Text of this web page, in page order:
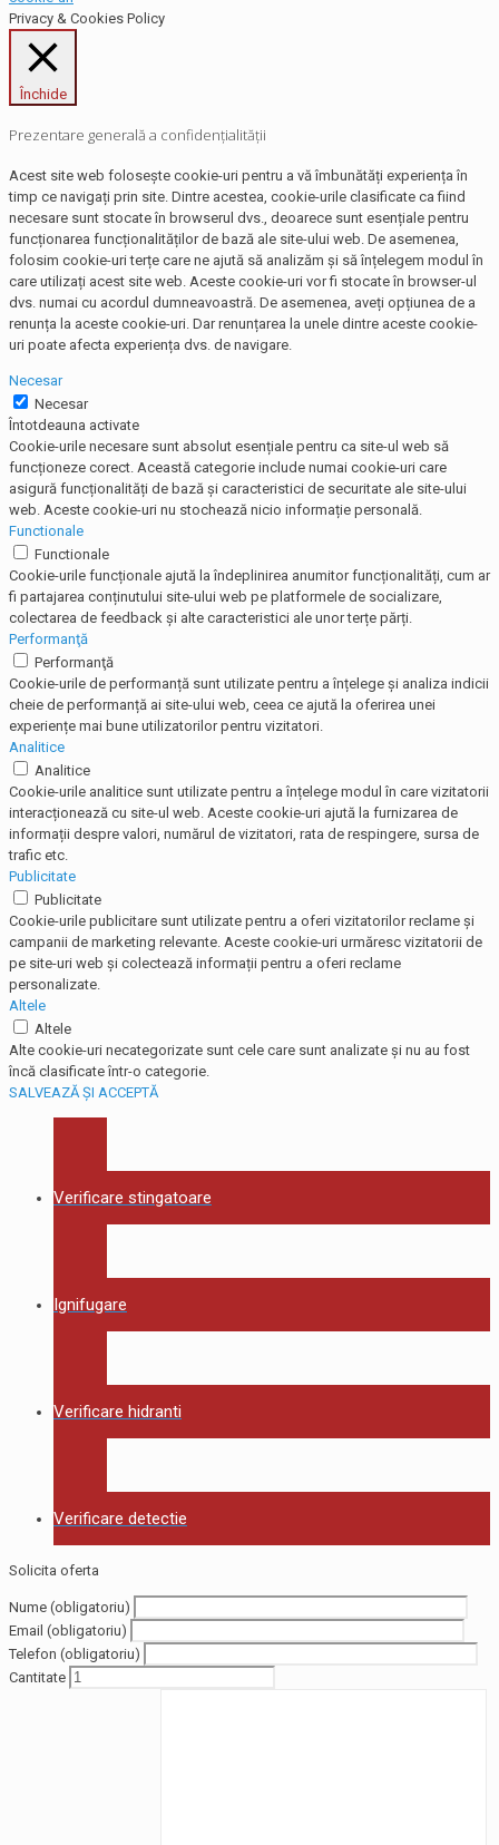
Privacy & Cookies Policy
Închide
Prezentare generală a confidențialității
Acest site web folosește cookie-uri pentru a vă îmbunătăți experiența în
timp ce navigați prin site. Dintre acestea, cookie-urile clasificate ca fiind
necesare sunt stocate în browserul dvs., deoarece sunt esențiale pentru
funcționarea funcționalităților de bază ale site-ului web. De asemenea,
folosim cookie-uri terțe care ne ajută să analizăm și să înțelegem modul în
care utilizați acest site web. Aceste cookie-uri vor fi stocate în browser-ul
dvs. numai cu acordul dumneavoastră. De asemenea, aveți opțiunea de a
renunța la aceste cookie-uri. Dar renunțarea la unele dintre aceste cookie-
uri poate afecta experiența dvs. de navigare.
Necesar
Necesar
Întotdeauna activate
Cookie-urile necesare sunt absolut esențiale pentru ca site-ul web să
funcționeze corect. Această categorie include numai cookie-uri care
asigură funcționalități de bază și caracteristici de securitate ale site-ului
web. Aceste cookie-uri nu stochează nicio informație personală.
Functionale
Functionale
Cookie-urile funcționale ajută la îndeplinirea anumitor funcționalități, cum ar
fi partajarea conținutului site-ului web pe platformele de socializare,
colectarea de feedback și alte caracteristici ale unor terțe părți.
Performanţă
Performanţă
Cookie-urile de performanță sunt utilizate pentru a înțelege și analiza indicii
cheie de performanță ai site-ului web, ceea ce ajută la oferirea unei
experiențe mai bune utilizatorilor pentru vizitatori.
Analitice
Analitice
Cookie-urile analitice sunt utilizate pentru a înțelege modul în care vizitatorii
interacționează cu site-ul web. Aceste cookie-uri ajută la furnizarea de
informații despre valori, numărul de vizitatori, rata de respingere, sursa de
trafic etc.
Publicitate
Publicitate
Cookie-urile publicitare sunt utilizate pentru a oferi vizitatorilor reclame și
campanii de marketing relevante. Aceste cookie-uri urmăresc vizitatorii de
pe site-uri web și colectează informații pentru a oferi reclame
personalizate.
Altele
Altele
Alte cookie-uri necategorizate sunt cele care sunt analizate și nu au fost
încă clasificate într-o categorie.
SALVEAZĂ ȘI ACCEPTĂ
Verificare stingatoare
Ignifugare
Verificare hidranti
Verificare detectie
Solicita oferta
Nume (obligatoriu)
Email (obligatoriu)
Telefon (obligatoriu)
Cantitate